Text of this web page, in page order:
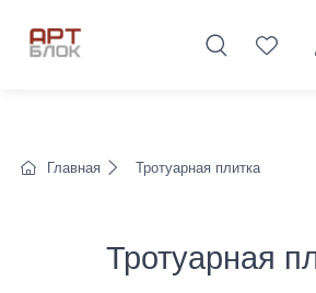
Главная Тротуарная плитка
Тротуарная